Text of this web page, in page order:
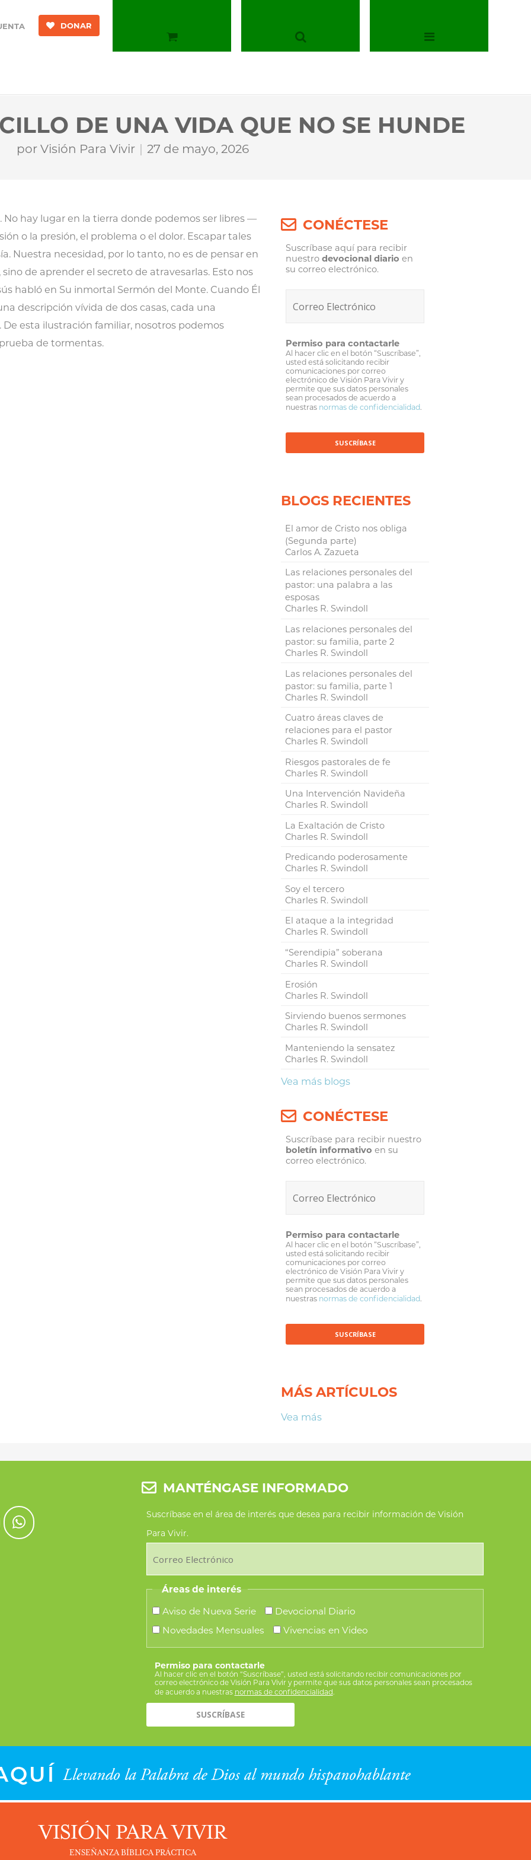
DONAR
DE UNA VIDA QUE NO SE HUNDE
por Visión Para Vivir 27 de mayo, 2026
No hay lugar en la tierra donde podemos ser libres —
o la presión, el problema o el dolor. Escapar tales
Nuestra necesidad, por lo tanto, no es de pensar en
de aprender el secreto de atravesarlas. Esto nos
habló en Su inmortal Sermón del Monte. Cuando Él
descripción vívida de dos casas, cada una
esta ilustración familiar, nosotros podemos
de tormentas.
CONÉCTESE
Suscríbase aquí para recibir
nuestrodevocional diario en
su correo electrónico.
Permiso para contactarle
Al hacer clic en el botón “Suscríbase”,
usted está solicitando recibir
comunicaciones por correo
electrónico de Visión Para Vivir y
permite que sus datos personales
sean procesados de acuerdo a
nuestras normas de confidencialidad.
BLOGS RECIENTES
El amor de Cristo nos obliga
(Segunda parte)
Carlos A. Zazueta
Las relaciones personales del
pastor: una palabra a las
esposas
Charles R. Swindoll
Las relaciones personales del
pastor: su familia, parte 2
Charles R. Swindoll
Las relaciones personales del
pastor: su familia, parte 1
Charles R. Swindoll
Cuatro áreas claves de
relaciones para el pastor
Charles R. Swindoll
Riesgos pastorales de fe
Charles R. Swindoll
Una Intervención Navideña
Charles R. Swindoll
La Exaltación de Cristo
Charles R. Swindoll
Predicando poderosamente
Charles R. Swindoll
Soy el tercero
Charles R. Swindoll
El ataque a la integridad
Charles R. Swindoll
“Serendipia” soberana
Charles R. Swindoll
Erosión
Charles R. Swindoll
Sirviendo buenos sermones
Charles R. Swindoll
Manteniendo la sensatez
Charles R. Swindoll
Vea más blogs
CONÉCTESE
Suscríbase para recibir nuestro
boletín informativo en su
correo electrónico.
Permiso para contactarle
Al hacer clic en el botón “Suscríbase”,
usted está solicitando recibir
comunicaciones por correo
electrónico de Visión Para Vivir y
permite que sus datos personales
sean procesados de acuerdo a
nuestras normas de confidencialidad.
MÁS ARTÍCULOS
Vea más
MANTÉNGASE INFORMADO
Suscríbase en el área de interés que desea para recibir información de Visión
Para Vivir.
Áreas de interés
Aviso de Nueva Serie
Devocional Diario
Novedades Mensuales
Vivencias en Video
Permiso para contactarle
Al hacer clic en el botón “Suscríbase”, usted está solicitando recibir comunicaciones por
correo electrónico de Visión Para Vivir y permite que sus datos personales sean procesados
de acuerdo a nuestras normas de confidencialidad.
VISIÓN PARA VIVIR
ENSEÑANZA BÍBLICA PRÁCTICA